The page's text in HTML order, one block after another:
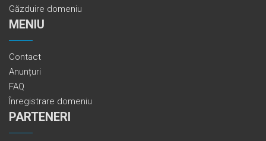
Găzduire domeniu
MENIU
Contact
Anunțuri
FAQ
Înregistrare domeniu
PARTENERI